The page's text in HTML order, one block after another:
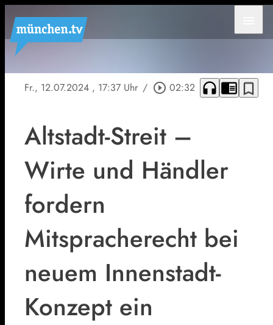
Fr., 12.07.2024 , 17:37 Uhr / play_circle_outline 02:32 headphones chrome_reader_mode bookmark_border
Altstadt-Streit –
Wirte und Händler
fordern
Mitspracherecht bei
neuem Innenstadt-
Konzept ein